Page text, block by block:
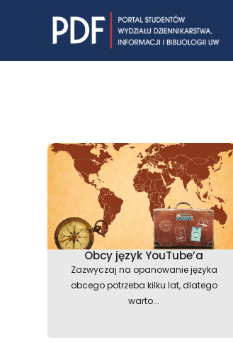
Obcy język YouTube’a
Zazwyczaj na opanowanie języka
obcego potrzeba kilku lat, dlatego
warto...